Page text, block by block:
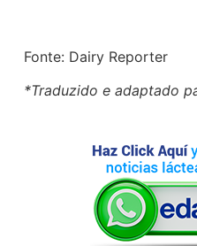
Fonte: Dairy Reporter
*Traduzido e adaptado